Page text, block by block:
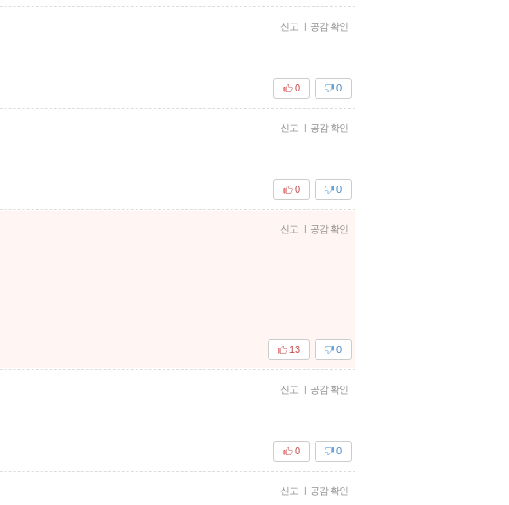
신고 | 공감 확인
0
0
신고 | 공감 확인
0
0
신고 | 공감 확인
0
13
신고 | 공감 확인
0
0
신고 | 공감 확인